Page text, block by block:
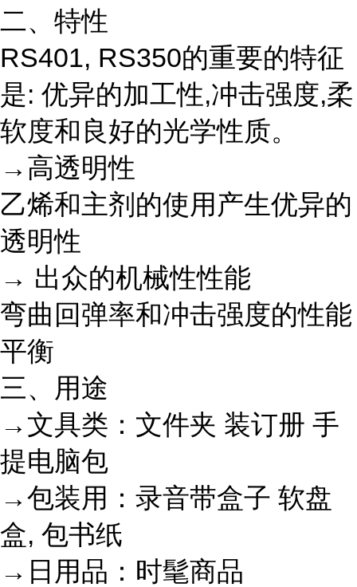
二、特性
RS401, RS350的重要的特征
是: 优异的加工性,冲击强度,柔
软度和良好的光学性质。
→高透明性
乙烯和主剂的使用产生优异的
透明性
→ 出众的机械性性能
弯曲回弹率和冲击强度的性能
平衡
三、用途
→文具类：文件夹 装订册 手
提电脑包
→包装用：录音带盒子 软盘
盒, 包书纸
→日用品：时髦商品